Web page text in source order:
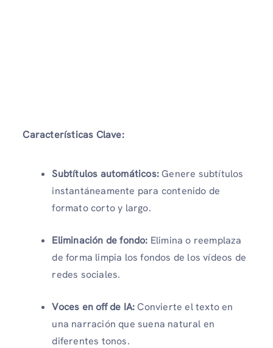
Características Clave:
Subtítulos automáticos:Genere subtítulos
instantáneamente para contenido de
formato corto y largo.
Eliminación de fondo: Elimina o reemplaza
de forma limpia los fondos de los vídeos de
redes sociales.
Voces en off de IA:Convierte el texto en
una narración que suena natural en
diferentes tonos.